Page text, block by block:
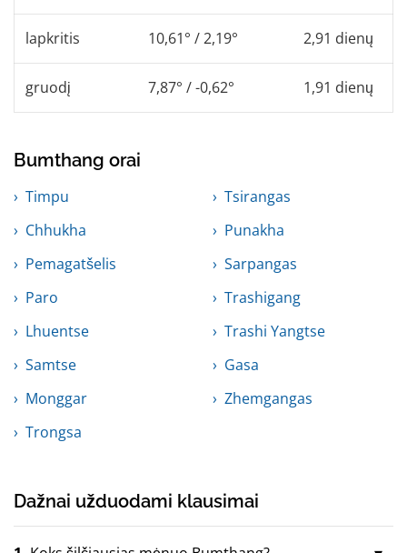
lapkritis 10,61° / 2,19° 2,91 dienų
gruodį 7,87° / -0,62° 1,91 dienų
Bumthang orai
Timpu
Tsirangas
Chhukha
Punakha
Pemagatšelis
Sarpangas
Paro
Trashigang
Lhuentse
Trashi Yangtse
Samtse
Gasa
Monggar
Zhemgangas
Trongsa
Dažnai užduodami klausimai